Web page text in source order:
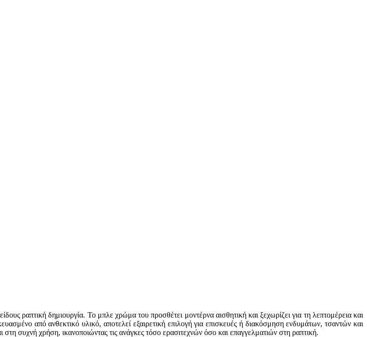
ραπτική δημιουργία. Το μπλε χρώμα του προσθέτει μοντέρνα αισθητική και ξεχωρίζει για τη λεπτομέρεια και
από ανθεκτικό υλικό, αποτελεί εξαιρετική επιλογή για επισκευές ή διακόσμηση ενδυμάτων, τσαντών και
συχνή χρήση, ικανοποιώντας τις ανάγκες τόσο ερασιτεχνών όσο και επαγγελματιών στη ραπτική.